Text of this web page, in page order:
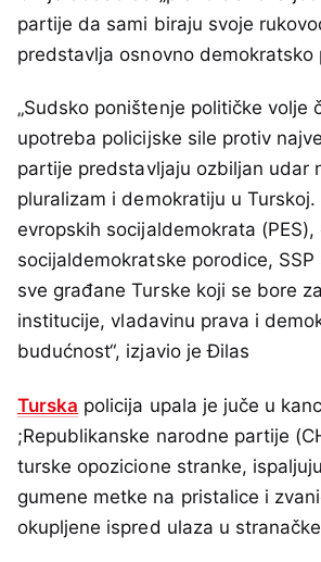
partije da sami biraju svoje
predstavlja osnovno demokratsko
„Sudsko poništenje političke volje
upotreba policijske sile protiv
partije predstavljaju ozbiljan udar
pluralizam i demokratiju u
evropskih socijaldemokrata (PES),
socijaldemokratske porodice, SSP
sve građane Turske koji se bore
institucije, vladavinu prava i
budućnost“, izjavio je Đilas
Turska policija upala je juče u
;Republikanske narodne partije
turske opozicione stranke,
gumene metke na pristalice i
okupljene ispred ulaza u